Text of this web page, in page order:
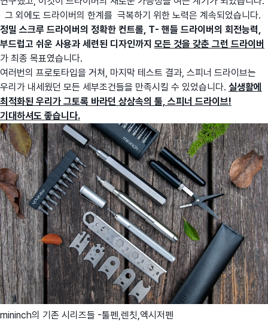
그 외에도 드라이버의 한계를 극복하기 위한 노력은 계속되었습니다.
정밀 스크루 드라이버의 정확한 컨트롤, T- 핸들 드라이버의 회전능력,
부드럽고 쉬운 사용과 세련된 디자인까지 모든 것을 갖춘 그런 드라이버
가 최종 목표였습니다.
여러번의 프로토타입을 거쳐, 마지막 테스트 결과, 스피너 드라이브는
우리가 내세웠던 모든 세부조건들을 만족시킬 수 있었습니다. 실생활에
최적화된 우리가 그토록 바라던 상상속의 툴, 스피너 드라이브!
기대하셔도 좋습니다.
mininch의 기존 시리즈들 -툴펜,렌칫,엑시저펜